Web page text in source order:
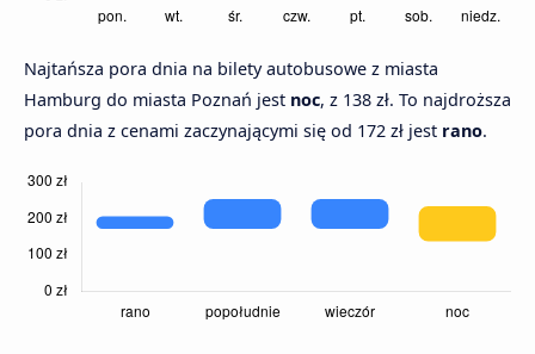
Najtańsza pora dnia na bilety autobusowe z miasta
Hamburg do miasta Poznań jest noc, z 138 zł. To najdroższa
pora dnia z cenami zaczynającymi się od 172 zł jest rano.